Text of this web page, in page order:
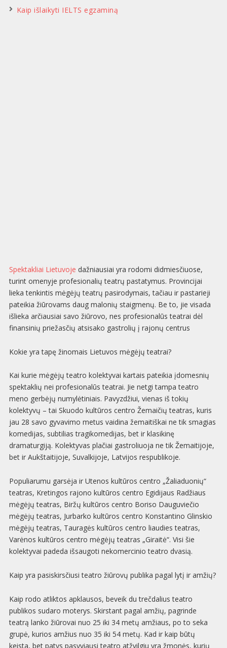
Kaip išlaikyti IELTS egzaminą
Spektakliai Lietuvoje dažniausiai yra rodomi didmiesčiuose,
turint omenyje profesionalių teatrų pastatymus. Provincijai
lieka tenkintis mėgėjų teatrų pasirodymais, tačiau ir pastarieji
pateikia žiūrovams daug malonių staigmenų. Be to, jie visada
išlieka arčiausiai savo žiūrovo, nes profesionalūs teatrai dėl
finansinių priežasčių atsisako gastrolių į rajonų centrus
Kokie yra tapę žinomais Lietuvos mėgėjų teatrai?
Kai kurie mėgėjų teatro kolektyvai kartais pateikia įdomesnių
spektaklių nei profesionalūs teatrai. Jie netgi tampa teatro
meno gerbėjų numylėtiniais. Pavyzdžiui, vienas iš tokių
kolektyvų – tai Skuodo kultūros centro Žemaičių teatras, kuris
jau 28 savo gyvavimo metus vaidina žemaitiškai ne tik smagias
komedijas, subtilias tragikomedijas, bet ir klasikinę
dramaturgiją. Kolektyvas plačiai gastroliuoja ne tik Žemaitijoje,
bet ir Aukštaitijoje, Suvalkijoje, Latvijos respublikoje.
Populiarumu garsėja ir Utenos kultūros centro „Žaliaduonių“
teatras, Kretingos rajono kultūros centro Egidijaus Radžiaus
mėgėjų teatras, Biržų kultūros centro Boriso Dauguviečio
mėgėjų teatras, Jurbarko kultūros centro Konstantino Glinskio
mėgėjų teatras, Tauragės kultūros centro liaudies teatras,
Varėnos kultūros centro mėgėjų teatras „Giraitė“. Visi šie
kolektyvai padeda išsaugoti nekomercinio teatro dvasią.
Kaip yra pasiskirsčiusi teatro žiūrovų publika pagal lytį ir amžių?
Kaip rodo atliktos apklausos, beveik du trečdalius teatro
publikos sudaro moterys. Skirstant pagal amžių, pagrinde
teatrą lanko žiūrovai nuo 25 iki 34 metų amžiaus, po to seka
grupė, kurios amžius nuo 35 iki 54 metų. Kad ir kaip būtų
keista, bet patys pasyviausi teatro atžvilgiu yra žmonės, kurių